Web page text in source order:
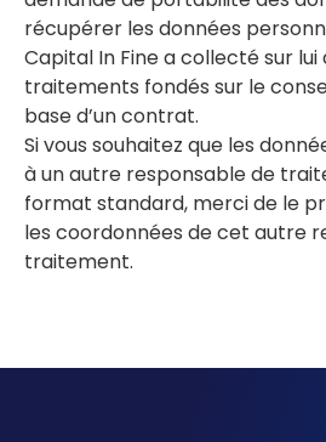
récupérer les données
Capital In Fine a collecté sur lui
traitements fondés sur le
base d’un contrat.
Si vous souhaitez que les
à un autre responsable de
format standard, merci de le
les coordonnées de cet autre
traitement.